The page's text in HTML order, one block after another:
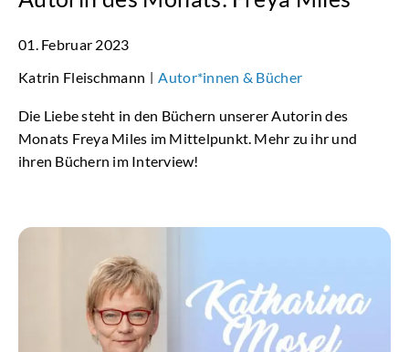
01. Februar 2023
Katrin Fleischmann | Autor*innen & Bücher
Die Liebe steht in den Büchern unserer Autorin des
Monats Freya Miles im Mittelpunkt. Mehr zu ihr und
ihren Büchern im Interview!